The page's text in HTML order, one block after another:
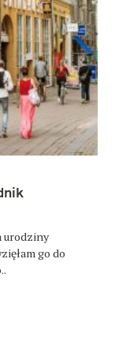
urodziny
go do